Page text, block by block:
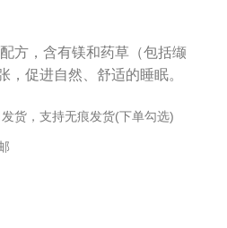
。
方，含有镁和药草（包括缬
，促进自然、舒适的睡眠。
货，支持无痕发货(下单勾选)